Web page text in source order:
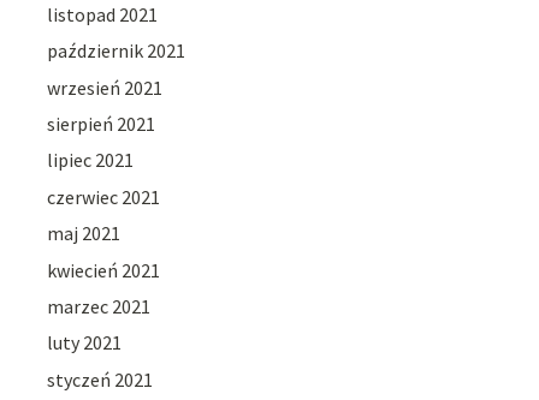
listopad 2021
październik 2021
wrzesień 2021
sierpień 2021
lipiec 2021
czerwiec 2021
maj 2021
kwiecień 2021
marzec 2021
luty 2021
styczeń 2021